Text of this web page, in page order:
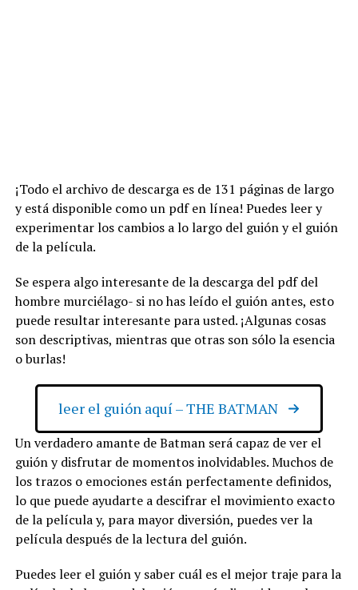
¡Todo el archivo de descarga es de 131 páginas de largo
y está disponible como un pdf en línea! Puedes leer y
experimentar los cambios a lo largo del guión y el guión
de la película.
Se espera algo interesante de la descarga del pdf del
hombre murciélago- si no has leído el guión antes, esto
puede resultar interesante para usted. ¡Algunas cosas
son descriptivas, mientras que otras son sólo la esencia
o burlas!
leer el guión aquí – THE BATMAN
Un verdadero amante de Batman será capaz de ver el
guión y disfrutar de momentos inolvidables. Muchos de
los trazos o emociones están perfectamente definidos,
lo que puede ayudarte a descifrar el movimiento exacto
de la película y, para mayor diversión, puedes ver la
película después de la lectura del guión.
Puedes leer el guión y saber cuál es el mejor traje para la